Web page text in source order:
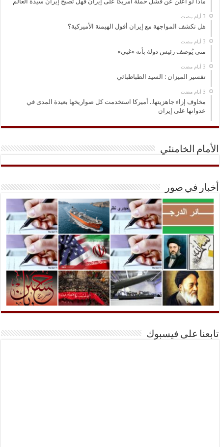
هل تكشف المواجهة مع إيران أفول الهيمنة الأميركية؟
متى يُوصف رئيس دولة بأنه «غبي»
تفسير الميزان : السيد الطباطبائي
مخاوف إزاء جاهزيتها.. أميركا استخدمت كل صواريخها بعيدة المدى في
عدوانها على إيران
الأمام الخامنئي
أخبار في صور
تابعنا على فيسبوك